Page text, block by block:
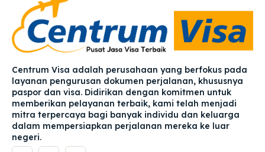
Centrum Visa adalah perusahaan yang berfokus pada
layanan pengurusan dokumen perjalanan, khususnya
paspor dan visa. Didirikan dengan komitmen untuk
memberikan pelayanan terbaik, kami telah menjadi
mitra terpercaya bagi banyak individu dan keluarga
dalam mempersiapkan perjalanan mereka ke luar
negeri.